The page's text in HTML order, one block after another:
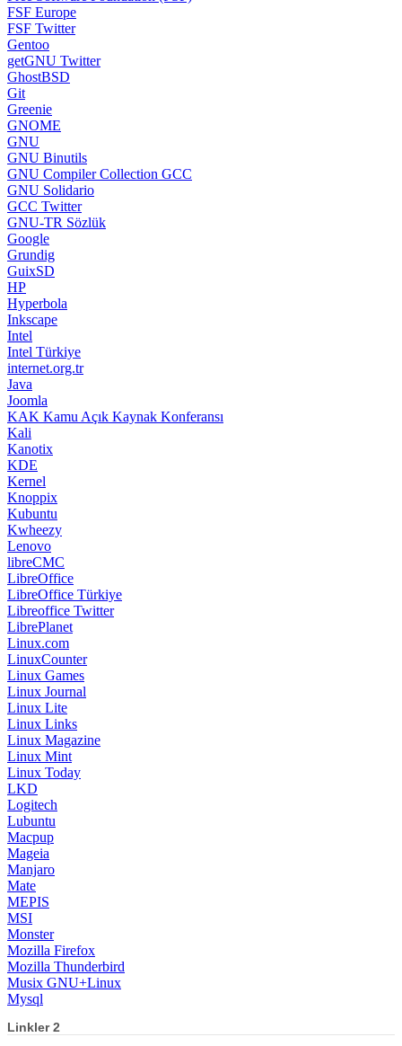
FSF Europe
FSF Twitter
Gentoo
getGNU Twitter
GhostBSD
Git
Greenie
GNOME
GNU
GNU Binutils
GNU Compiler Collection GCC
GNU Solidario
GCC Twitter
GNU-TR Sözlük
Google
Grundig
GuixSD
HP
Hyperbola
Inkscape
Intel
Intel Türkiye
internet.org.tr
Java
Joomla
KAK Kamu Açık Kaynak Konferansı
Kali
Kanotix
KDE
Kernel
Knoppix
Kubuntu
Kwheezy
Lenovo
libreCMC
LibreOffice
LibreOffice Türkiye
Libreoffice Twitter
LibrePlanet
Linux.com
LinuxCounter
Linux Games
Linux Journal
Linux Lite
Linux Links
Linux Magazine
Linux Mint
Linux Today
LKD
Logitech
Lubuntu
Macpup
Mageia
Manjaro
Mate
MEPIS
MSI
Monster
Mozilla Firefox
Mozilla Thunderbird
Musix GNU+Linux
Mysql
Linkler 2